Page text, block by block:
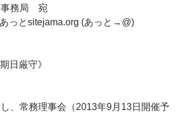
事務局 宛
っとsitejama.org (あっと→@)
日厳守》
、常務理事会（2013年9月13日開催予